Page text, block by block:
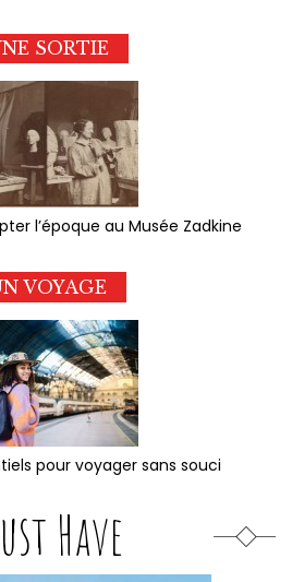
SORTIE
l’époque au Musée Zadkine
VOYAGE
pour voyager sans souci
Have